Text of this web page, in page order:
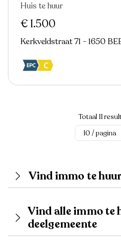
Nieuw
Huis te huur
€ 1.500
Kerkveldstraat 71 - 1650
Totaal 11
Vind immo te
Vind alle immo te
deelgemeente